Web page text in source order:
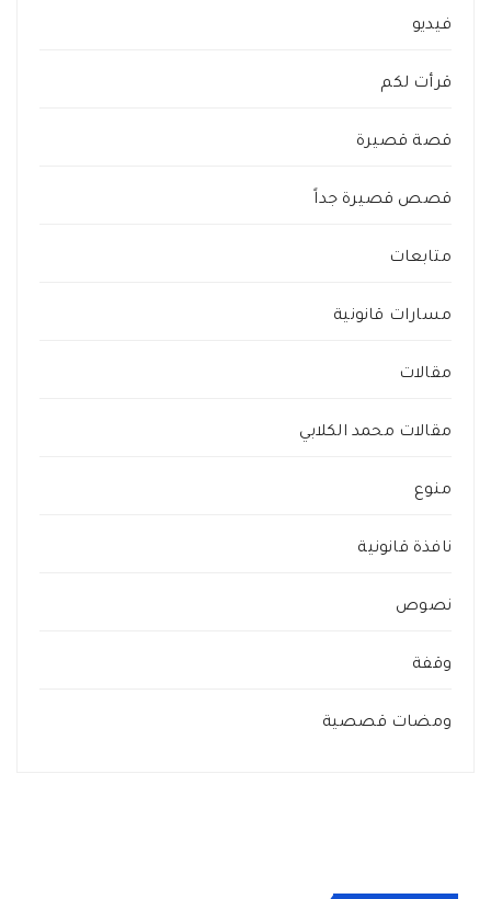
فيديو
قرأت لكم
قصة قصيرة
قصص قصيرة جداً
متابعات
مسارات قانونية
مقالات
مقالات محمد الكلابي
منوع
نافذة قانونية
نصوص
وقفة
ومضات قصصية